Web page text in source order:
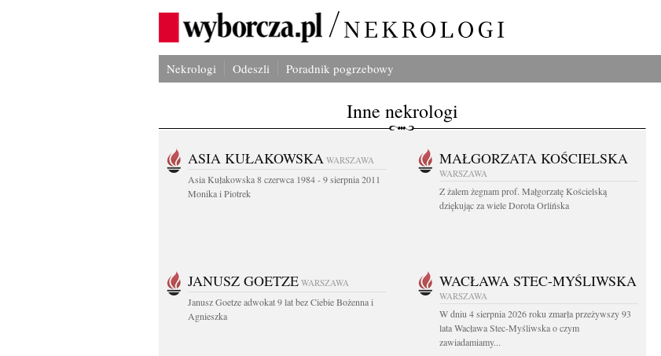
Nekrologi Odeszli Poradnik pogrzebowy
Inne nekrologi
ASIA KUŁAKOWSKA WARSZAWA
Asia Kułakowska 8 czerwca 1984 - 9 sierpnia 2011
Monika i Piotrek
MAŁGORZATA KOŚCIELSKA
WARSZAWA
Z żalem żegnam prof. Małgorzatę Kościelską
dziękując za wiele Dorota Orlińska
JANUSZ GOETZE WARSZAWA
Janusz Goetze adwokat 9 lat bez Ciebie Bożenna i
Agnieszka
WACŁAWA STEC-MYŚLIWSKA
WARSZAWA
W dniu 4 sierpnia 2026 roku zmarła przeżywszy 93
lata Wacława Stec-Myśliwska o czym
zawiadamiamy...